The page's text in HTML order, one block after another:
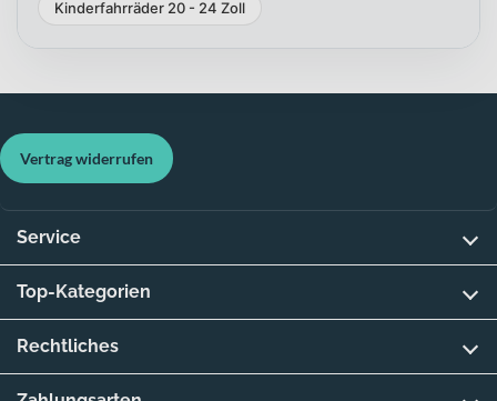
Kinderfahrräder 20 - 24 Zoll
Vertrag widerrufen
Service
Top-Kategorien
Rechtliches